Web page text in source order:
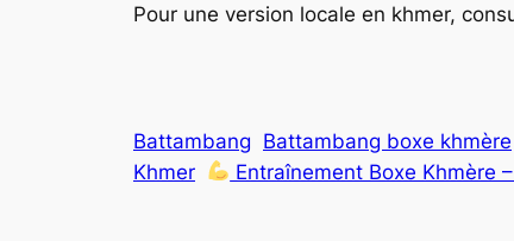
Pour une version locale en khmer,
Battambang Battambang boxe khmère
Khmer
Entraînement Boxe Khmère